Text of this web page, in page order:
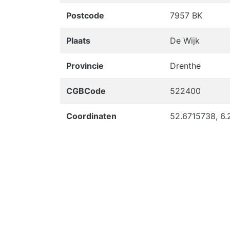
Postcode 7957 BK
Plaats De Wijk
Provincie Drenthe
CGBCode 522400
Coordinaten 52.6715738,